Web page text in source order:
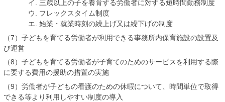
イ. 三歳以上の子を養育する労働者に対する短時間勤務制度
ウ. フレックスタイム制度
エ. 始業・就業時刻の繰上げ又は繰下げの制度
（7）子どもを育てる労働者が利用できる事務所内保育施設の設置及
び運営
（8）子どもを育てる労働者が子育てのためのサービスを利用する際
に要する費用の援助の措置の実施
（9）労働者が子どもの看護のための休暇について、時間単位で取得
できる等より利用しやすい制度の導入